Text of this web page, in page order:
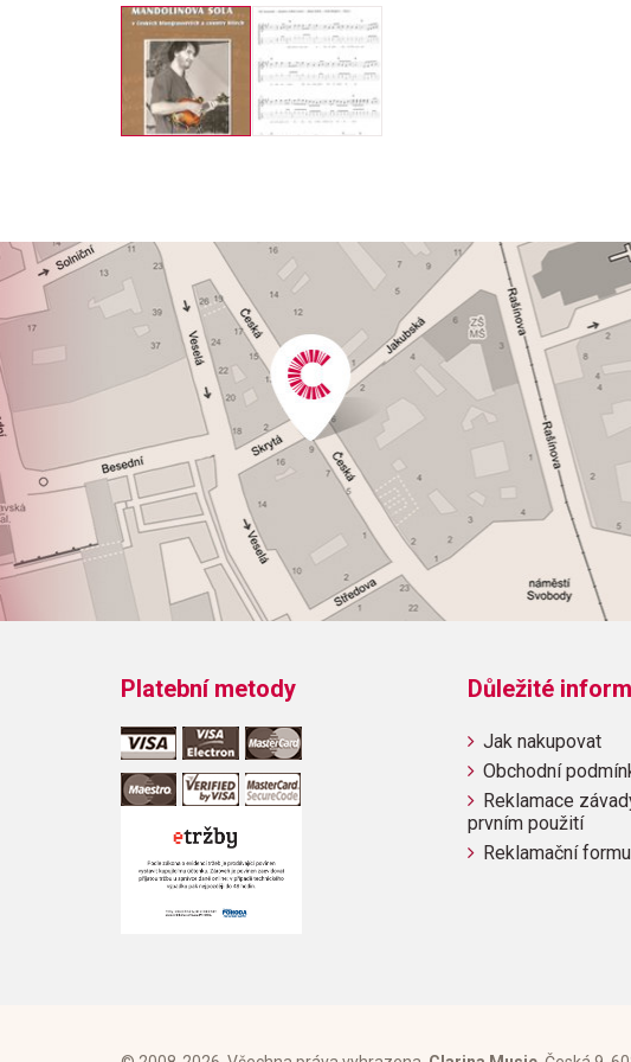
Platební metody Důležité
Jak nakupovat
Obchodní
Reklamace
prvním použití
Reklamační